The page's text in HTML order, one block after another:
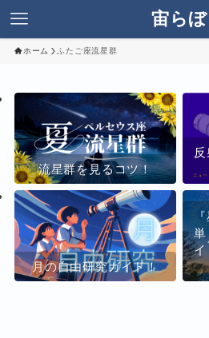
宙らぼ
ホーム ふたご座流星群
流星群を見るコツ！
月の自由研究ガイド！
単